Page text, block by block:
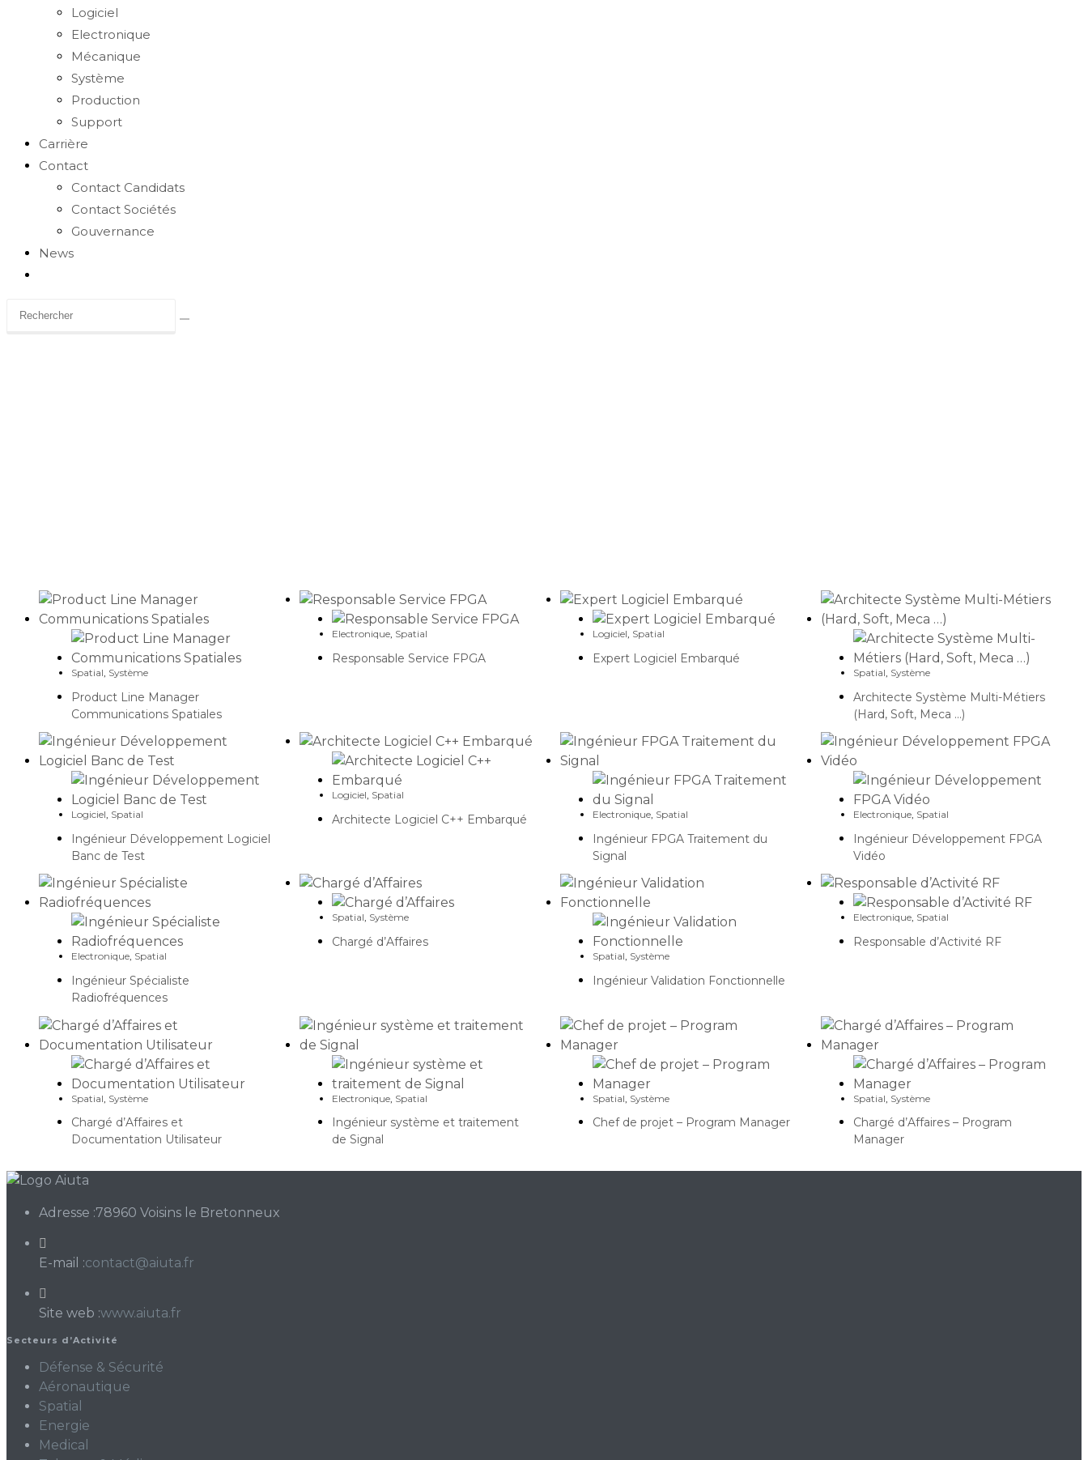
Logiciel
Electronique
Mécanique
Système
Production
Support
Carrière
Contact
Contact Candidats
Contact Sociétés
Gouvernance
News
search
Spatial, Système
Product Line Manager
Communications Spatiales
Electronique, Spatial
Responsable Service FPGA
Logiciel, Spatial
Expert Logiciel Embarqué
Spatial, Système
Architecte Système Multi-Métiers
(Hard, Soft, Meca …)
Logiciel, Spatial
Ingénieur Développement Logiciel
Banc de Test
Logiciel, Spatial
Architecte Logiciel C++ Embarqué Electronique, Spatial
Ingénieur FPGA Traitement du
Signal
Electronique, Spatial
Ingénieur Développement FPGA
Vidéo
Electronique, Spatial
Ingénieur Spécialiste
Radiofréquences
Spatial, Système
Chargé d’Affaires
Spatial, Système
Ingénieur Validation Fonctionnelle
Electronique, Spatial
Responsable d’Activité RF
Spatial Système
Chargé d’Affaires et
Documentation Utilisateur
Electronique Spatial
Ingénieur système et traitement
de Signal
Spatial Système
Chef de projet – Program Manager
Spatial Système
Chargé d’Affaires – Program
Manager
Adresse :78960 Voisins le Bretonneux
E-mail :contact@aiuta.fr
Site web :www.aiuta.fr
Secteurs d’Activité
Défense & Sécurité
Aéronautique
Spatial
Energie
Medical